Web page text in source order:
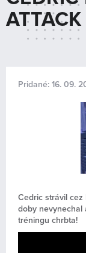
OUTLET
Blog
ATTACK
Pridané: 16. 09.
Cedric strávil
doby nevynechal
tréningu chrbta!